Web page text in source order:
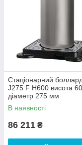
Стаціонарний
J275 F H600 висота
діаметр 275 мм
В наявності
86 211 ₴